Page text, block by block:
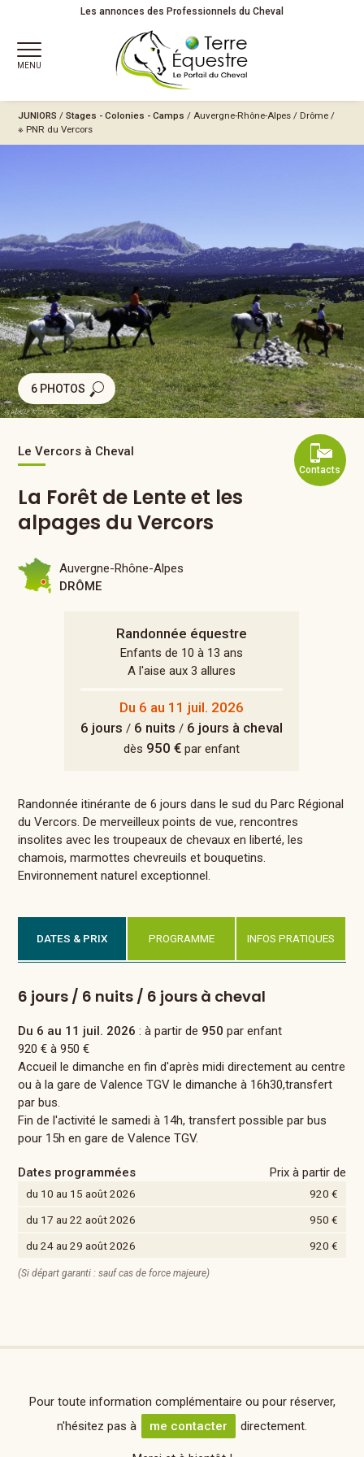
Les annonces des Professionnels du Cheval
MENU
JUNIORS /Stages - Colonies - Camps /Auvergne-Rhône-Alpes / Drôme /
※ PNR du Vercors
6 PHOTOS
Contacts
Le Vercors à Cheval
La Forêt de Lente et les
alpages du Vercors
Randonnée équestre
Enfants de 10 à 13 ans
A l'aise aux 3 allures
Du 6 au 11 juil. 2026
6 jours / 6 nuits / 6 jours à cheval
dès 950 € par enfant
Auvergne-Rhône-Alpes
DRÔME
Randonnée itinérante de 6 jours dans le sud du Parc Régional
du Vercors. De merveilleux points de vue, rencontres
insolites avec les troupeaux de chevaux en liberté, les
chamois, marmottes chevreuils et bouquetins.
Environnement naturel exceptionnel.
DATES & PRIX PROGRAMME INFOS PRATIQUES
6 jours / 6 nuits / 6 jours à cheval
Du 6 au 11 juil. 2026 : à partir de 950 par enfant
920 € à 950 €
Accueil le dimanche en fin d'après midi directement au centre
ou à la gare de Valence TGV le dimanche à 16h30,transfert
par bus.
Fin de l'activité le samedi à 14h, transfert possible par bus
pour 15h en gare de Valence TGV.
Dates programmées Prix à partir de
du 10 au 15 août 2026
920 €
du 17 au 22 août 2026
950 €
du 24 au 29 août 2026
920 €
(Si départ garanti : sauf cas de force majeure)
Pour toute information complémentaire ou pour réserver,
n'hésitez pas à
me contacter directement.